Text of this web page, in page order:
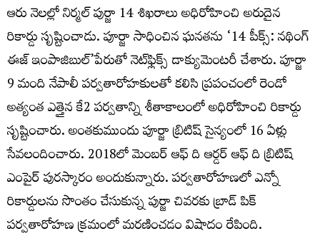
ఆరు నెలల్లో నిర్మల్‌ పుర్జా 14 శిఖరాలు అధిరోహించి అరుదైన
రికార్డు సృష్టించాడు. పూర్జా సాధించిన ఘనతను ‘14 పీక్స్‌: నథింగ్‌
ఈజ్‌ ఇంపాజిబుల్‌’పేరుతో నెట్‌ఫ్లిక్స్‌ డాక్యుమెంటరీ చేశారు. పూర్జా
9 మంది నేపాలీ పర్వతారోహకులతో కలిసి ప్రపంచంలో రెండో
అత్యంత ఎత్తైన కే2 పర్వతాన్ని శీతాకాలంలో అధిరోహించి రికార్డు
సృష్టించారు. అంతకుముందు పూర్జా బ్రిటిష్‌ సైన్యంలో 16 ఏళ్లు
సేవలందించారు. 2018లో మెంబర్‌ ఆఫ్‌ ది ఆర్డర్‌ ఆఫ్‌ ది బ్రిటిష్‌
ఎంపైర్‌ పురస్కారం అందుకున్నారు. పర్వతారోహణలో ఎన్నో
రికార్డులను సొంతం చేసుకున్న పుర్జా చివరకు బ్రాడ్ పిక్
పర్వతారోహణ క్రమంలో మరణించడం విషాదం రేపింది.